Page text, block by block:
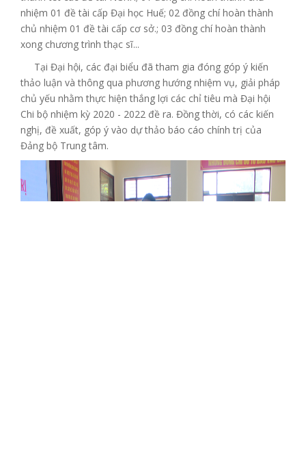
nhiệm 01 đề tài cấp Đại học Huế; 02 đồng chí hoàn thành
chủ nhiệm 01 đề tài cấp cơ sở.; 03 đồng chí hoàn thành
xong chương trình thạc sĩ...
Tại Đại hội, các đại biểu đã tham gia đóng góp ý kiến
thảo luận và thông qua phương hướng nhiệm vụ, giải pháp
chủ yếu nhằm thực hiện thắng lợi các chỉ tiêu mà Đại hội
Chi bộ nhiệm kỳ 2020 - 2022 đề ra. Đồng thời, có các kiến
nghị, đề xuất, góp ý vào dự thảo báo cáo chính trị của
Đảng bộ Trung tâm.